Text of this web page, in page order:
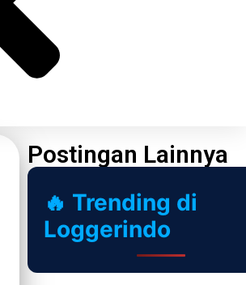
Postingan Lainnya
🔥 Trending di
Loggerindo